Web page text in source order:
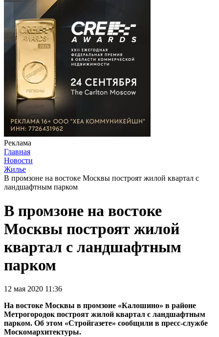
Реклама
Главная
Новости
Жилье
В промзоне на востоке Москвы построят жилой квартал с
ландшафтным парком
В промзоне на востоке
Москвы построят жилой
квартал с ландшафтным
парком
12 мая 2020 11:36
На востоке Москвы в промзоне «Калошино» в районе
Метрогородок построят жилой квартал с ландшафтным
парком. Об этом «Стройгазете» сообщили в пресс-службе
Москомархитектуры.